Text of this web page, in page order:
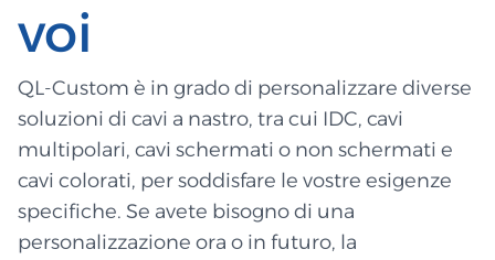
voi
QL-Custom è in grado di personalizzare diverse
soluzioni di cavi a nastro, tra cui IDC, cavi
multipolari, cavi schermati o non schermati e
cavi colorati, per soddisfare le vostre esigenze
specifiche. Se avete bisogno di una
personalizzazione ora o in futuro, la